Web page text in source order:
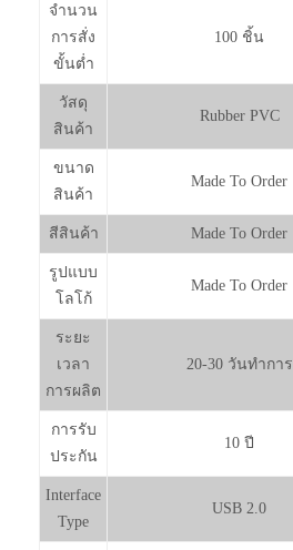
จำนวน
การสั่ง
ขั้นต่ำ
100 ชิ้น
วัสดุ
สินค้า
Rubber PVC
ขนาด
สินค้า
Made To Order
สีสินค้า Made To Order
รูปแบบ
โลโก้
Made To Order
ระยะ
เวลา
การผลิต
20-30 วันทำการ
การรับ
ประกัน
10 ปี
Interface
Type
USB 2.0